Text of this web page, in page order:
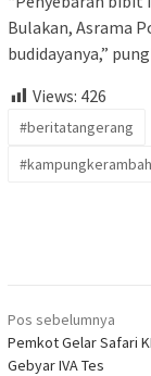
Bulakan, Asrama
budidayanya,”
Views: 426
#beritatangerang
#kampungkerambah
Navigasi
pos
Pos sebelumnya
Pemkot Gelar Safari
Gebyar IVA Tes